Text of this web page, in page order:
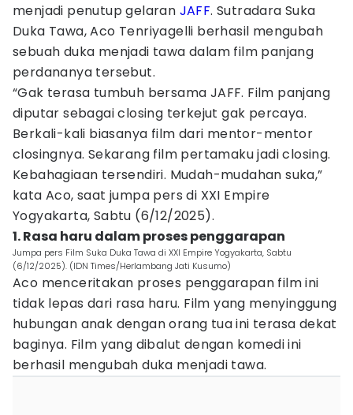
menjadi penutup gelaran JAFF. Sutradara Suka
Duka Tawa, Aco Tenriyagelli berhasil mengubah
sebuah duka menjadi tawa dalam film panjang
perdananya tersebut.
“Gak terasa tumbuh bersama JAFF. Film panjang
diputar sebagai closing terkejut gak percaya.
Berkali-kali biasanya film dari mentor-mentor
closingnya. Sekarang film pertamaku jadi closing.
Kebahagiaan tersendiri. Mudah-mudahan suka,”
kata Aco, saat jumpa pers di XXI Empire
Yogyakarta, Sabtu (6/12/2025).
1. Rasa haru dalam proses penggarapan
Jumpa pers Film Suka Duka Tawa di XXI Empire Yogyakarta, Sabtu
(6/12/2025). (IDN Times/Herlambang Jati Kusumo)
Aco menceritakan proses penggarapan film ini
tidak lepas dari rasa haru. Film yang menyinggung
hubungan anak dengan orang tua ini terasa dekat
baginya. Film yang dibalut dengan komedi ini
berhasil mengubah duka menjadi tawa.